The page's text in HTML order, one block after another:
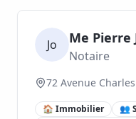
Jo Me Pierre
Notaire
72 Avenue
🏠 Immobilier 👥